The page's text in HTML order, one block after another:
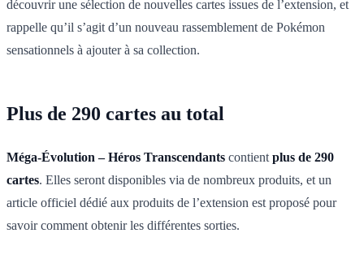
découvrir une sélection de nouvelles cartes issues de l’extension, et
rappelle qu’il s’agit d’un nouveau rassemblement de Pokémon
sensationnels à ajouter à sa collection.
Plus de 290 cartes au total
Méga-Évolution – Héros Transcendants contient plus de 290
cartes. Elles seront disponibles via de nombreux produits, et un
article officiel dédié aux produits de l’extension est proposé pour
savoir comment obtenir les différentes sorties.